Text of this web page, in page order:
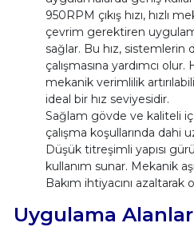
950RPM çıkış hızı, hızlı
çevrim gerektiren
sağlar. Bu hız, sistemlerin
çalışmasına yardımcı
mekanik verimlilik
ideal bir hız seviyesidir.
Sağlam gövde ve kaliteli
çalışma koşullarında dahi
Düşük titreşimli yapısı
kullanım sunar. Mekanik
Bakım ihtiyacını
Uygulama